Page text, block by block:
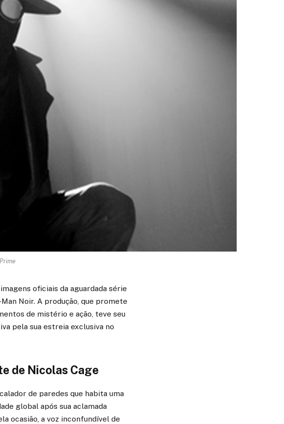
oficiais da aguardada série
Noir. A produção, que promete
de mistério e ação, teve seu
pela sua estreia exclusiva no
de Nicolas Cage
de paredes que habita uma
global após sua aclamada
ocasião, a voz inconfundível de